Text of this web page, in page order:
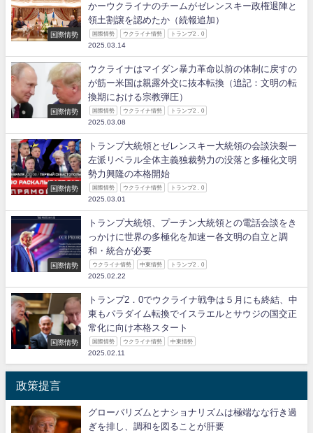
国際情勢
かーウクライナのチームがゼレンスキー政権退陣と
領土割譲を認めたか（続報追加）
国際情勢 ウクライナ情勢 トランプ2．0
2025.03.14
国際情勢
ウクライナはマイダン暴力革命以前の体制に戻すの
が筋ー米国は親露外交に抜本転換（追記：文明の転
換期における宗教弾圧）
国際情勢 ウクライナ情勢 トランプ2．0
2025.03.08
国際情勢
トランプ大統領とゼレンスキー大統領の会談決裂ー
左派リベラル全体主義独裁勢力の没落と多極化文明
勢力興隆の本格開始
国際情勢 ウクライナ情勢 トランプ2．0
2025.03.01
国際情勢
トランプ大統領、プーチン大統領との電話会談をき
っかけに世界の多極化を加速ー各文明の自立と調
和・統合が必要
ウクライナ情勢 中東情勢 トランプ2．0
2025.02.22
国際情勢
トランプ2．0でウクライナ戦争は５月にも終結、中
東もパラダイム転換でイスラエルとサウジの国交正
常化に向け本格スタート
国際情勢 ウクライナ情勢 中東情勢
2025.02.11
政策提言
グローバリズムとナショナリズムは極端なな行き過
ぎを排し、調和を図ることが肝要